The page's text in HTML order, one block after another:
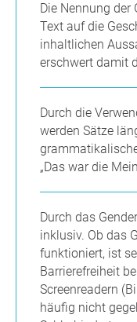
Die Nennung der
Text auf die
inhaltlichen
erschwert damit
Durch die
werden Sätze
„Das war die
Durch das
inklusiv. Ob das
funktioniert, ist
Barrierefreiheit
Screenreadern
häufig nicht